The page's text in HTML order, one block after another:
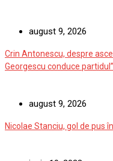
august 9, 2026
Crin Antonescu, despre
Georgescu conduce
august 9, 2026
Nicolae Stanciu, gol de pus